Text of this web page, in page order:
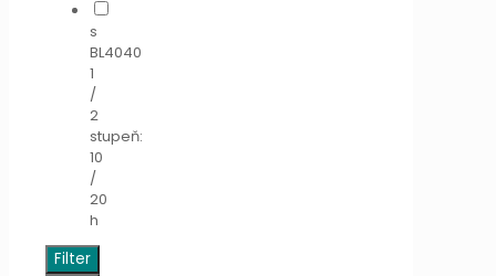
s
BL4040
1
/
2
stupeň:
10
/
20
h
Filter